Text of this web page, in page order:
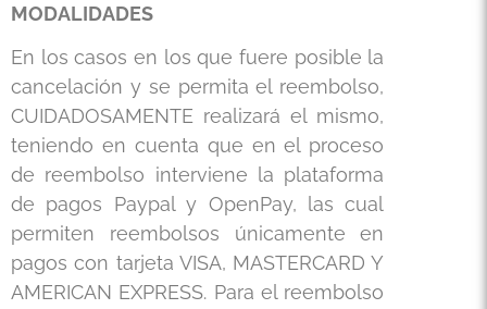
MODALIDADES
En los casos en los que fuere posible la
cancelación y se permita el reembolso,
CUIDADOSAMENTE realizará el mismo,
teniendo en cuenta que en el proceso
de reembolso interviene la plataforma
de pagos Paypal y OpenPay, las cual
permiten reembolsos únicamente en
pagos con tarjeta VISA, MASTERCARD Y
AMERICAN EXPRESS. Para el reembolso